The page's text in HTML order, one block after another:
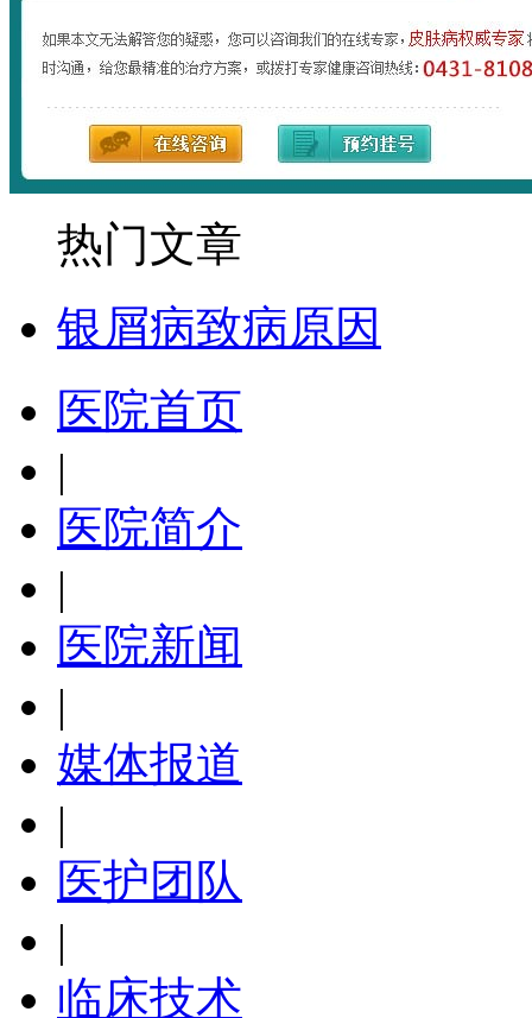
热门文章
银屑病致病原因
医院首页
|
医院简介
|
医院新闻
|
媒体报道
|
医护团队
|
临床技术